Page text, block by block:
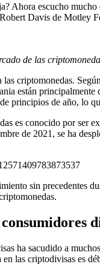
Ahora escucho
Davis de Motley
de las
criptomonedas.
están principalmente
principios de año, lo
es conocido por ser
de 2021, se ha
sin precedentes
ha sacudido a
las criptodivisas es